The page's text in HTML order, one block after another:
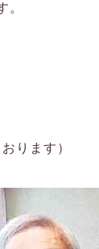
。
ります）